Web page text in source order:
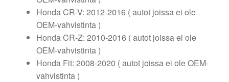
Honda CR-V: 2012-2016 ( autot joissa ei ole
OEM-vahvistinta )
Honda CR-Z: 2010-2016 ( autot joissa ei ole
OEM-vahvistinta )
Honda Fit: 2008-2020 ( autot joissa ei ole OEM-
vahvistinta )